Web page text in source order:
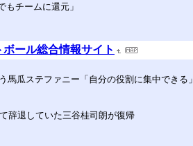
チームに還元」
ール総合情報サイト
馬瓜ステファニー「自分の役割に集中できる」
辞退していた三谷桂司朗が復帰